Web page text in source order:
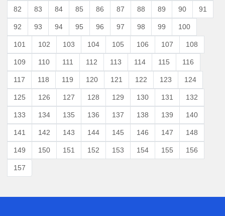
82 83 84 85 86 87 88 89 90 91
92 93 94 95 96 97 98 99 100
101 102 103 104 105 106 107 108
109 110 111 112 113 114 115 116
117 118 119 120 121 122 123 124
125 126 127 128 129 130 131 132
133 134 135 136 137 138 139 140
141 142 143 144 145 146 147 148
149 150 151 152 153 154 155 156
157